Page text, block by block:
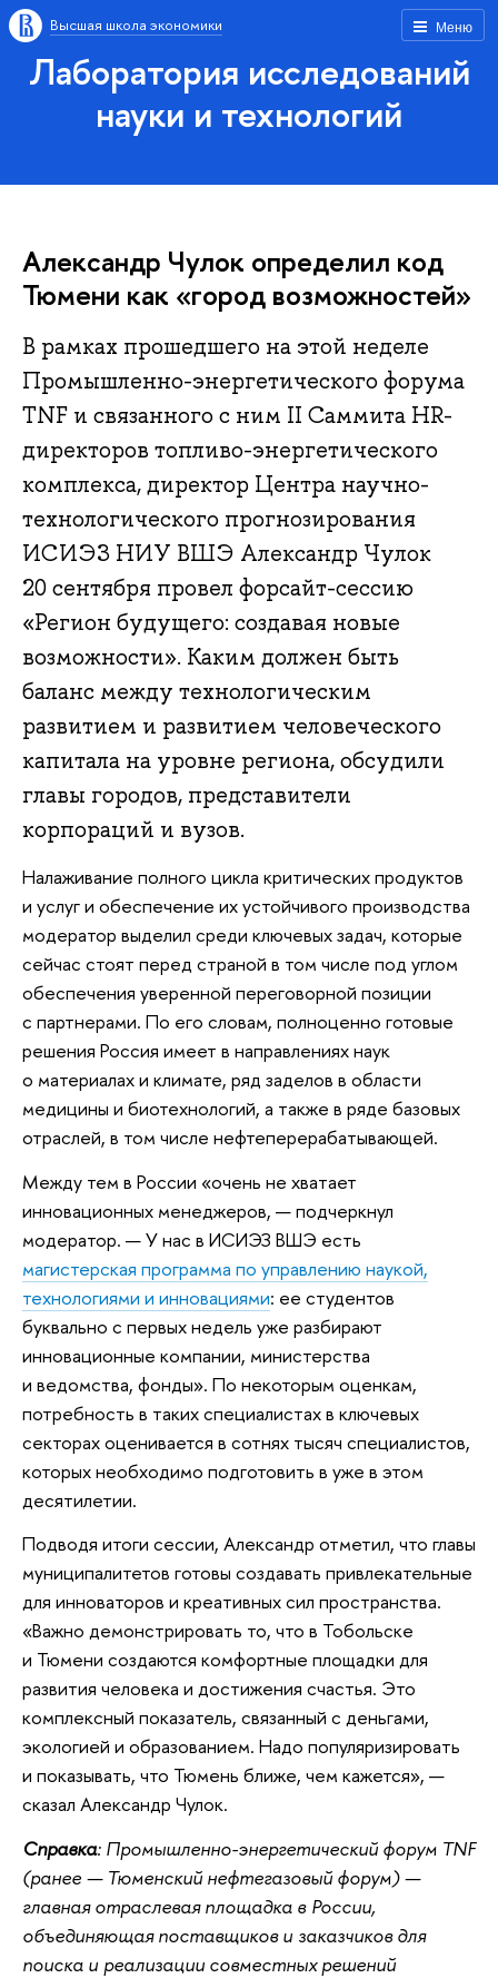
Меню
Высшая школа экономики
Лаборатория исследований
науки и технологий
Александр Чулок определил код
Тюмени как «город возможностей»
В рамках прошедшего на этой неделе
Промышленно-энергетического форума
TNF и связанного с ним II Саммита HR-
директоров топливо-энергетического
комплекса, директор Центра научно-
технологического прогнозирования
ИСИЭЗ НИУ ВШЭ Александр Чулок
20 сентября провел форсайт-сессию
«Регион будущего: создавая новые
возможности». Каким должен быть
баланс между технологическим
развитием и развитием человеческого
капитала на уровне региона, обсудили
главы городов, представители
корпораций и вузов.
Налаживание полного цикла критических продуктов
и услуг и обеспечение их устойчивого производства
модератор выделил среди ключевых задач, которые
сейчас стоят перед страной в том числе под углом
обеспечения уверенной переговорной позиции
с партнерами. По его словам, полноценно готовые
решения Россия имеет в направлениях наук
о материалах и климате, ряд заделов в области
медицины и биотехнологий, а также в ряде базовых
отраслей, в том числе нефтеперерабатывающей.
Между тем в России «очень не хватает
инновационных менеджеров, — подчеркнул
модератор. — У нас в ИСИЭЗ ВШЭ есть
магистерская программа по управлению наукой,
технологиями и инновациями: ее студентов
буквально с первых недель уже разбирают
инновационные компании, министерства
и ведомства, фонды». По некоторым оценкам,
потребность в таких специалистах в ключевых
секторах оценивается в сотнях тысяч специалистов,
которых необходимо подготовить в уже в этом
десятилетии.
Подводя итоги сессии, Александр отметил, что главы
муниципалитетов готовы создавать привлекательные
для инноваторов и креативных сил пространства.
«Важно демонстрировать то, что в Тобольске
и Тюмени создаются комфортные площадки для
развития человека и достижения счастья. Это
комплексный показатель, связанный с деньгами,
экологией и образованием. Надо популяризировать
и показывать, что Тюмень ближе, чем кажется», —
сказал Александр Чулок.
Справка: Промышленно-энергетический форум TNF
(ранее — Тюменский нефтегазовый форум) —
главная отраслевая площадка в России,
объединяющая поставщиков и заказчиков для
поиска и реализации совместных решений